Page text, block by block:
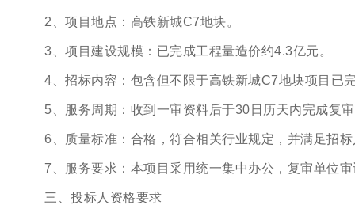
2、项目地点：高铁新城C7地块。
3、项目建设规模：已完成工程量造价约4.3亿元。
4、招标内容：包含但不限于高铁新城C7地块项目已
5、服务周期：收到一审资料后于30日历天内完成复
6、质量标准：合格，符合相关行业规定，并满足招
7、服务要求：本项目采用统一集中办公，复审单位
三、投标人资格要求